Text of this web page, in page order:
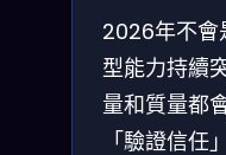
2026年不會
型能力持續
量和質量都
「驗證信